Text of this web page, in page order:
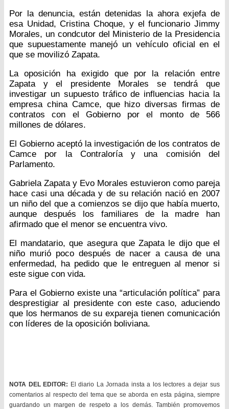
Por la denuncia, están detenidas la ahora exjefa de
esa Unidad, Cristina Choque, y el funcionario Jimmy
Morales, un condcutor del Ministerio de la Presidencia
que supuestamente manejó un vehículo oficial en el
que se movilizó Zapata.
La oposición ha exigido que por la relación entre
Zapata y el presidente Morales se tendrá que
investigar un supuesto tráfico de influencias hacia la
empresa china Camce, que hizo diversas firmas de
contratos con el Gobierno por el monto de 566
millones de dólares.
El Gobierno aceptó la investigación de los contratos de
Camce por la Contraloría y una comisión del
Parlamento.
Gabriela Zapata y Evo Morales estuvieron como pareja
hace casi una década y de su relación nació en 2007
un niño del que a comienzos se dijo que había muerto,
aunque después los familiares de la madre han
afirmado que el menor se encuentra vivo.
El mandatario, que asegura que Zapata le dijo que el
niño murió poco después de nacer a causa de una
enfermedad, ha pedido que le entreguen al menor si
este sigue con vida.
Para el Gobierno existe una “articulación política” para
desprestigiar al presidente con este caso, aduciendo
que los hermanos de su expareja tienen comunicación
con líderes de la oposición boliviana.
NOTA DEL EDITOR: El diario La Jornada insta a los lectores a dejar sus
comentarios al respecto del tema que se aborda en esta página, siempre
guardando un margen de respeto a los demás. También promovemos